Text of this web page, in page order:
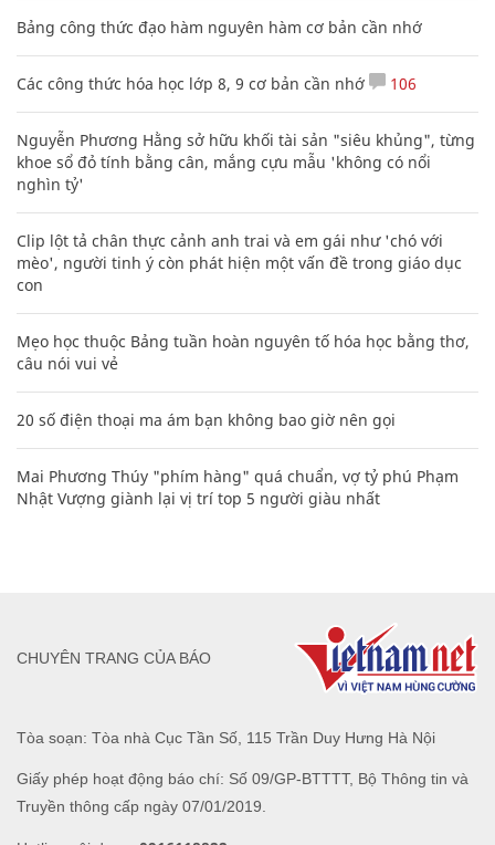
Bảng công thức đạo hàm nguyên hàm cơ bản cần nhớ
Các công thức hóa học lớp 8, 9 cơ bản cần nhớ 106
Nguyễn Phương Hằng sở hữu khối tài sản "siêu khủng", từng
khoe sổ đỏ tính bằng cân, mắng cựu mẫu 'không có nổi
nghìn tỷ'
Clip lột tả chân thực cảnh anh trai và em gái như 'chó với
mèo', người tinh ý còn phát hiện một vấn đề trong giáo dục
con
Mẹo học thuộc Bảng tuần hoàn nguyên tố hóa học bằng thơ,
câu nói vui vẻ
20 số điện thoại ma ám bạn không bao giờ nên gọi
Mai Phương Thúy "phím hàng" quá chuẩn, vợ tỷ phú Phạm
Nhật Vượng giành lại vị trí top 5 người giàu nhất
Tòa soạn: Tòa nhà Cục Tần Số, 115 Trần Duy Hưng Hà Nội
Giấy phép hoạt động báo chí: Số 09/GP-BTTTT, Bộ Thông tin và
Truyền thông cấp ngày 07/01/2019.
CHUYÊN TRANG CỦA BÁO